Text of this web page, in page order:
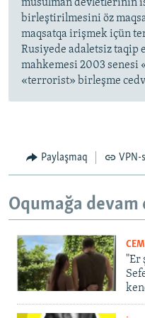
musulman devletleriniñ
birleştirilmesini öz
maqsatqa irişmek içün
Rusiyede adaletsiz taqip
mahkemesi 2003 senesi
«terrorist» birleşme
Paylaşmaq VPN-
Oqumağa
"Er